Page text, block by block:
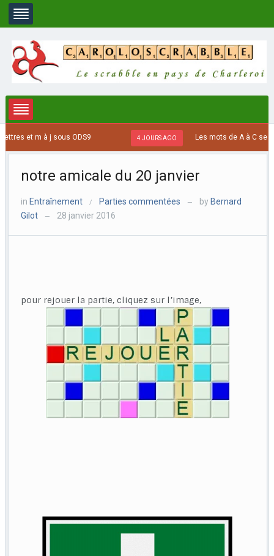
m à j sous ODS9 4 JOURS AGO Les mots de A à C se
notre amicale du 20 janvier
in Entraînement / Parties commentées — by Bernard
Gilot
— 28 janvier 2016
pour rejouer la partie, cliquez sur l’image,